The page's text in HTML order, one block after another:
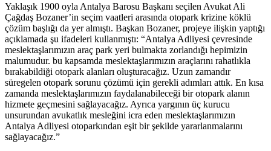
Yaklaşık 1900 oyla Antalya Barosu Başkanı seçilen Avukat Ali
Çağdaş Bozaner’in seçim vaatleri arasında otopark krizine köklü
çözüm başlığı da yer almıştı. Başkan Bozaner, projeye ilişkin yaptığı
açıklamada şu ifadeleri kullanmıştı: “Antalya Adliyesi çevresinde
meslektaşlarımızın araç park yeri bulmakta zorlandığı hepimizin
malumudur. bu kapsamda meslektaşlarımızın araçlarını rahatlıkla
bırakabildiği otopark alanları oluşturacağız. Uzun zamandır
süregelen otopark sorunu çözümü için gerekli adımları attık. En kısa
zamanda meslektaşlarımızın faydalanabileceği bir otopark alanın
hizmete geçmesini sağlayacağız. Ayrıca yargının üç kurucu
unsurundan avukatlık mesleğini icra eden meslektaşlarımızın
Antalya Adliyesi otoparkından eşit bir şekilde yararlanmalarını
sağlayacağız.”